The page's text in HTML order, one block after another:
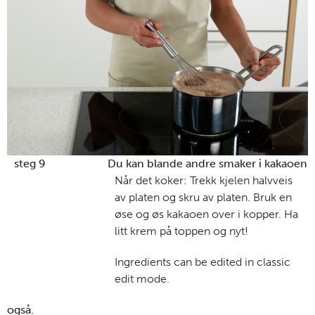
steg 9
Når det koker: Trekk kjelen halvveis
av platen og skru av platen. Bruk en
øse og øs kakaoen over i kopper. Ha
litt krem på toppen og nyt!
Ingredients can be edited in classic
edit mode.
Du kan blande andre smaker i kakaoen
også.